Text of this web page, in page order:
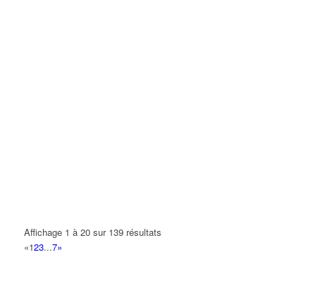
Affichage 1 à 20 sur 139 résultats
«123...7»